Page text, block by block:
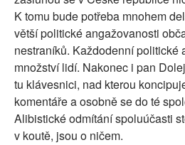
K tomu bude potřeba mnohem
větší politické angažovanosti
nestraníků. Každodenní politické
množství lidí. Nakonec i pan
tu klávesnici, nad kterou
komentáře a osobně se do té
Alibistické odmítání spoluúčasti
v koutě, jsou o ničem.